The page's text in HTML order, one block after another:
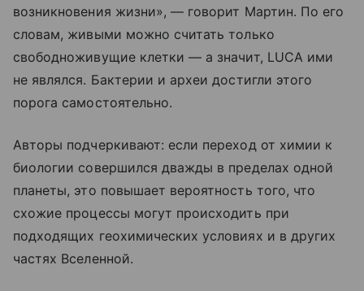
возникновения жизни», — говорит Мартин. По его
словам, живыми можно считать только
свободноживущие клетки — а значит, LUCA ими
не являлся. Бактерии и археи достигли этого
порога самостоятельно.
Авторы подчеркивают: если переход от химии к
биологии совершился дважды в пределах одной
планеты, это повышает вероятность того, что
схожие процессы могут происходить при
подходящих геохимических условиях и в других
частях Вселенной.